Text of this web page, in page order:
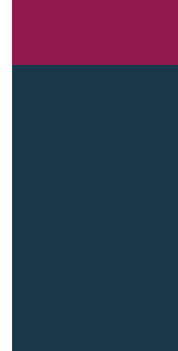
Nuove risorse
viadotti a